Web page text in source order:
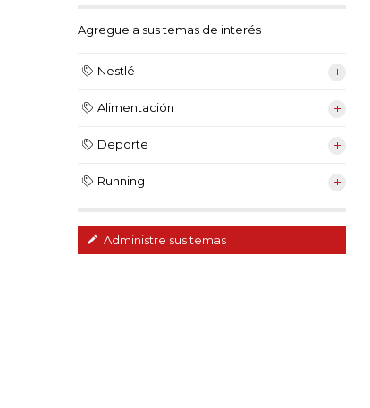
Agregue a sus temas de interés
Nestlé
Alimentación
Deporte
Running
Administre sus temas